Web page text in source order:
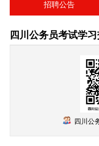
招聘公告
四川公务员考试学
四川公